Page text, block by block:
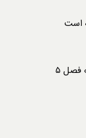
است